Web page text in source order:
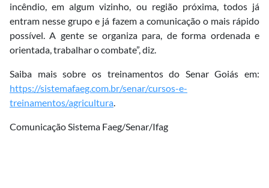
incêndio, em algum vizinho, ou região próxima, todos já
entram nesse grupo e já fazem a comunicação o mais rápido
possível. A gente se organiza para, de forma ordenada e
orientada, trabalhar o combate”, diz.
Saiba mais sobre os treinamentos do Senar Goiás em:
https://sistemafaeg.com.br/senar/cursos-e-
treinamentos/agricultura.
Comunicação Sistema Faeg/Senar/Ifag